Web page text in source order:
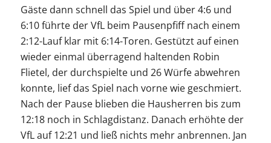
Gäste dann schnell das Spiel und über 4:6 und
6:10 führte der VfL beim Pausenpfiff nach einem
2:12-Lauf klar mit 6:14-Toren. Gestützt auf einen
wieder einmal überragend haltenden Robin
Flietel, der durchspielte und 26 Würfe abwehren
konnte, lief das Spiel nach vorne wie geschmiert.
Nach der Pause blieben die Hausherren bis zum
12:18 noch in Schlagdistanz. Danach erhöhte der
VfL auf 12:21 und ließ nichts mehr anbrennen. Jan